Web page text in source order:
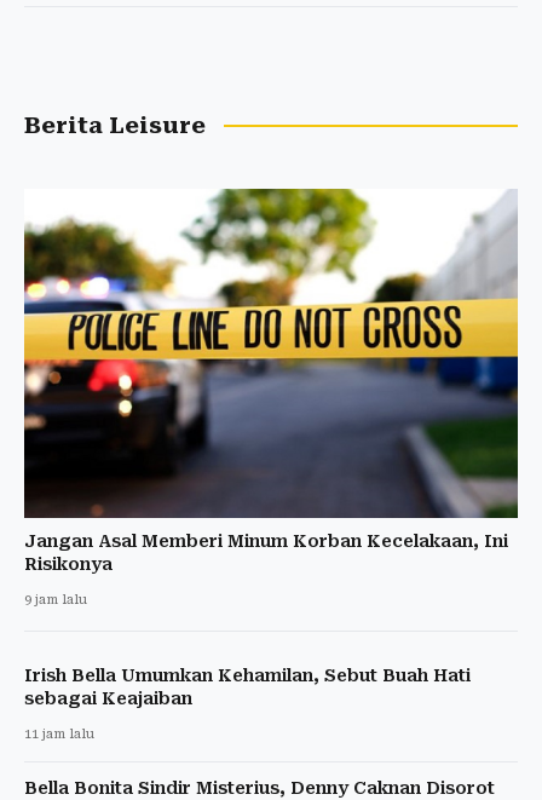
Berita Leisure
Jangan Asal Memberi Minum Korban Kecelakaan, Ini
Risikonya
9 jam lalu
Irish Bella Umumkan Kehamilan, Sebut Buah Hati
sebagai Keajaiban
11 jam lalu
Bella Bonita Sindir Misterius, Denny Caknan Disorot